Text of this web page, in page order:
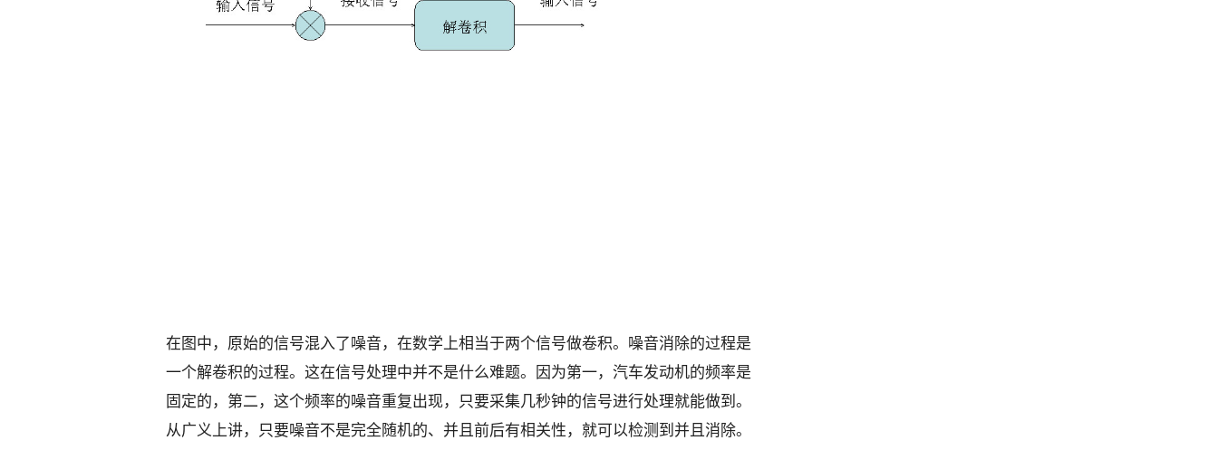
在图中，原始的信号混入了噪音，在数学上相当于两个信号做卷积。噪音消除的过程是
一个解卷积的过程。这在信号处理中并不是什么难题。因为第一，汽车发动机的频率是
固定的，第二 ，这个频率的噪音重复出现，只要采集几秒钟的信号进行处理就能做到。
从广义上讲，只要噪音不是完全随机的、并且前后有相关性 ，就可以检测到并且消除。